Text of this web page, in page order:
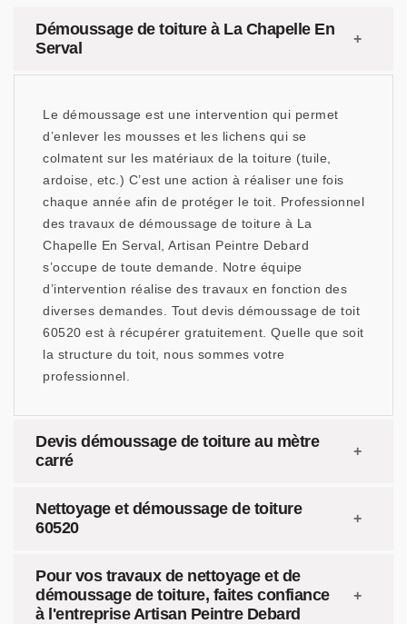
Démoussage de toiture à La Chapelle En
Serval
Le démoussage est une intervention qui permet
d’enlever les mousses et les lichens qui se
colmatent sur les matériaux de la toiture (tuile,
ardoise, etc.) C’est une action à réaliser une fois
chaque année afin de protéger le toit. Professionnel
des travaux de démoussage de toiture à La
Chapelle En Serval, Artisan Peintre Debard
s’occupe de toute demande. Notre équipe
d’intervention réalise des travaux en fonction des
diverses demandes. Tout devis démoussage de toit
60520 est à récupérer gratuitement. Quelle que soit
la structure du toit, nous sommes votre
professionnel.
Devis démoussage de toiture au mètre
carré
Nettoyage et démoussage de toiture
60520
Pour vos travaux de nettoyage et de
démoussage de toiture, faites confiance
à l'entreprise Artisan Peintre Debard